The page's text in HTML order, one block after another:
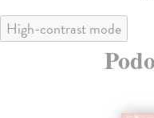
High-contrast mode